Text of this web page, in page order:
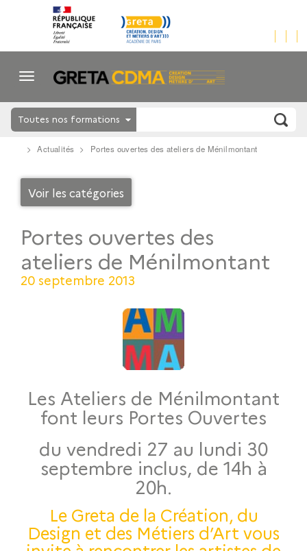
Toutes nos formations
Actualités Portes ouvertes des ateliers de Ménilmontant
Voir les catégories
Portes ouvertes des
ateliers de Ménilmontant
20 septembre 2013
Les Ateliers de Ménilmontant
font leurs Portes Ouvertes
du vendredi 27 au lundi 30
septembre inclus, de 14h à
20h.
Le Greta de la Création, du
Design et des Métiers d’Art vous